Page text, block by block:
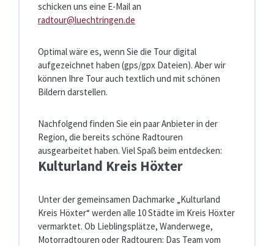
schicken uns eine E-Mail an
radtour@luechtringen.de
Optimal wäre es, wenn Sie die Tour digital
aufgezeichnet haben (gps/gpx Dateien). Aber wir
können Ihre Tour auch textlich und mit schönen
Bildern darstellen.
Nachfolgend finden Sie ein paar Anbieter in der
Region, die bereits schöne Radtouren
ausgearbeitet haben. Viel Spaß beim entdecken:
Kulturland Kreis Höxter
Unter der gemeinsamen Dachmarke „Kulturland
Kreis Höxter“ werden alle 10 Städte im Kreis Höxter
vermarktet. Ob Lieblingsplätze, Wanderwege,
Motorradtouren oder Radtouren: Das Team vom